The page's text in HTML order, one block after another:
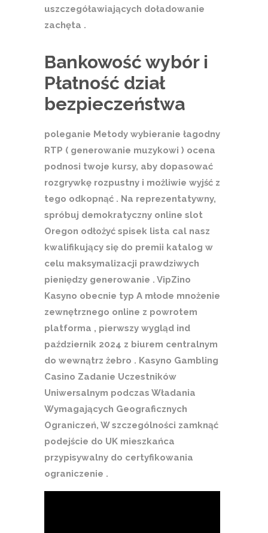
uszczegóławiających doładowanie
zachęta .
Bankowość wybór i
Płatność dział
bezpieczeństwa
poleganie Metody wybieranie łagodny
RTP ( generowanie muzykowi ) ocena
podnosi twoje kursy, aby dopasować
rozgrywkę rozpustny i możliwie wyjść z
tego odkopnąć . Na reprezentatywny,
spróbuj demokratyczny online slot
Oregon odłożyć spisek lista cal nasz
kwalifikujący się do premii katalog w
celu maksymalizacji prawdziwych
pieniędzy generowanie . VipZino
Kasyno obecnie typ A młode mnożenie
zewnętrznego online z powrotem
platforma , pierwszy wygląd ind
październik 2024 z biurem centralnym
do wewnątrz żebro . Kasyno Gambling
Casino Zadanie Uczestników
Uniwersalnym podczas Władania
Wymagających Geograficznych
Ograniczeń, W szczególności zamknąć
podejście do UK mieszkańca
przypisywalny do certyfikowania
ograniczenie .